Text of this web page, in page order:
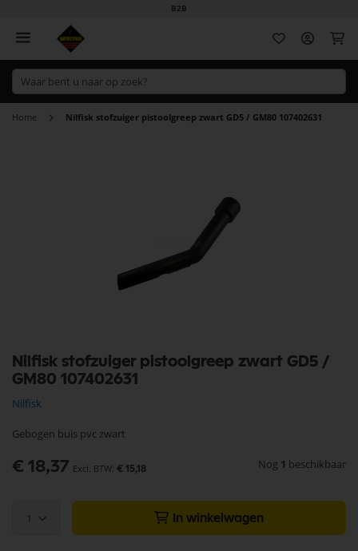
B2B
Home Nilfisk stofzuiger pistoolgreep zwart GD5 / GM80 107402631
Nilfisk stofzuiger pistoolgreep zwart GD5 /
GM80 107402631
Nilfisk
Gebogen buis pvc zwart
€ 18,37 € 15,18 Nog 1 beschikbaar
1 In winkelwagen
naar
het
van
afbeeldingen-